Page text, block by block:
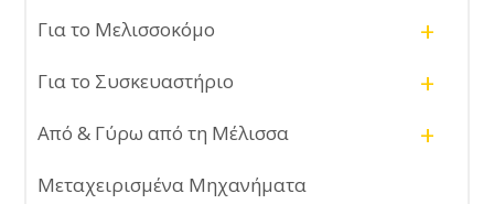
Για το Μελισσοκόμο +
Για το Συσκευαστήριο +
Από & Γύρω από τη Μέλισσα +
Μεταχειρισμένα Μηχανήματα